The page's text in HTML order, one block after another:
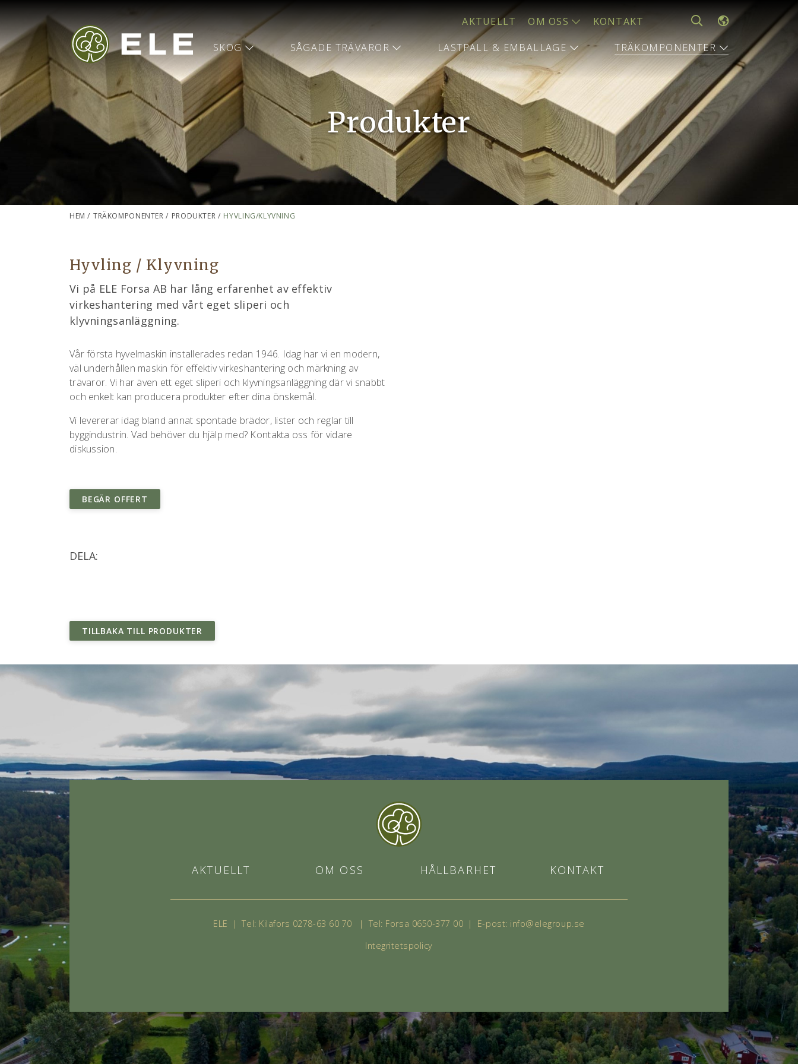
AKTUELLT OM OSS
KONTAKT
SKOG
SÅGADE TRÄVAROR LASTPALL & EMBALLAGE TRÄKOMPONENTER
Produkter
HEM / TRÄKOMPONENTER / PRODUKTER / HYVLING/KLYVNING
Hyvling / Klyvning
Vi på ELE Forsa AB har lång erfarenhet av effektiv
virkeshantering med vårt eget sliperi och
klyvningsanläggning.
Vår första hyvelmaskin installerades redan 1946. Idag har vi en modern,
väl underhållen maskin för effektiv virkeshantering och märkning av
trävaror. Vi har även ett eget sliperi och klyvningsanläggning där vi snabbt
och enkelt kan producera produkter efter dina önskemål.
Vi levererar idag bland annat spontade brädor, lister och reglar till
byggindustrin. Vad behöver du hjälp med? Kontakta oss för vidare
diskussion.
BEGÄR OFFERT
DELA:
TILLBAKA TILL PRODUKTER
AKTUELLT OM OSS HÅLLBARHET KONTAKT
ELE | Tel: Kilafors 0278-63 60 70 | Tel: Forsa 0650-377 00 | E-post: info@elegroup.se
Integritetspolicy